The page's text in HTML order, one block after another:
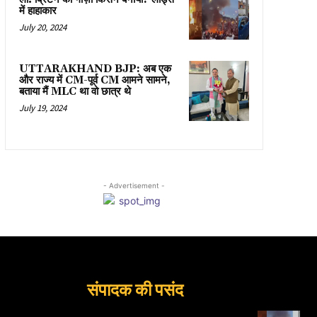
में हाहाकार
July 20, 2024
UTTARAKHAND BJP: अब एक
और राज्य में CM-पूर्व CM आमने सामने,
बताया मैं MLC था वो छात्र थे
July 19, 2024
- Advertisement -
संपादक की पसंद